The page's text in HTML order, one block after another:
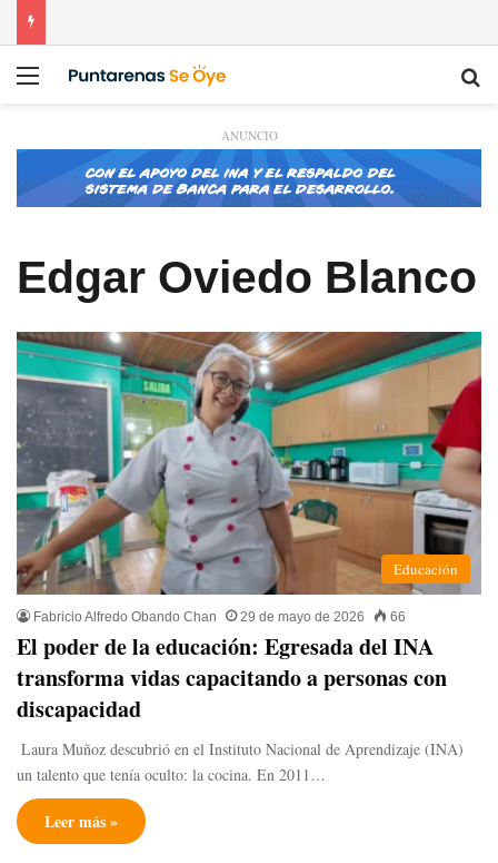
Menú
ANUNCIO
Edgar Oviedo Blanco
Educación
Fabricio Alfredo Obando Chan 29 de mayo de 2026 66
​El poder de la educación: Egresada del INA
transforma vidas capacitando a personas con
discapacidad
​ Laura Muñoz descubrió en el Instituto Nacional de Aprendizaje (INA)
un talento que tenía oculto: la cocina. En 2011…
Leer más »